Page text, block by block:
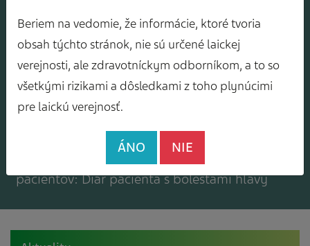
Mám záujem o zasielanie odborného
spravodajcu
pacientov: Diár pacienta s bolesťami hlavy
Beriem na vedomie, že informácie, ktoré tvoria
obsah týchto stránok, nie sú určené laickej
verejnosti, ale zdravotníckym odborníkom, a to so
všetkými rizikami a dôsledkami z toho plynúcimi
pre laickú verejnosť.
ÁNO NIE